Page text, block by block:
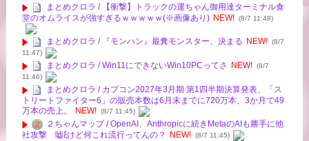
まとめクロラ / 【衝撃】トラックの運ちゃん御用達ターミナル食
堂のオムライスが強すぎるｗｗｗｗｗ(※画像あり) NEW! (8/7 11:48)
まとめクロラ / 『モンハン』最糞モンスター、決まる NEW! (8/7
11:47)
まとめクロラ / Win11にできないWin10PCってさ NEW! (8/7
11:46)
まとめクロラ / カプコン2027年3月期 第1四半期決算発表、「ス
トリートファイター6」の販売本数は6月末までに720万本、3か月で49
万本の売上。
NEW! (8/7 11:45)
２ちゃんマップ / OpenAI、Anthropicに続きMetaのAIも勝手に他
社攻撃 嘘ξけど何これ流行ってんの？
NEW! (8/7 11:45)